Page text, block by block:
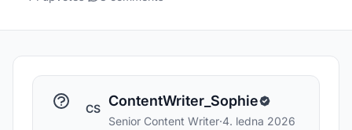
CS ContentWriter_Sophie
Senior Content Writer·4. ledna 2026